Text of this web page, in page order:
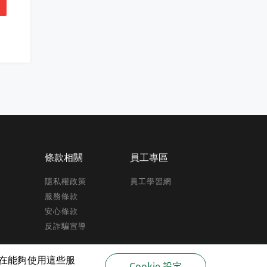
條款相關
隱私權政策
服務條款
安心條款
反詐騙宣導
員工專區
員工學習網
能夠使用這些服